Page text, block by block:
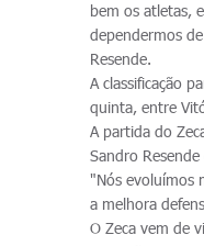
bem os atletas,
dependermos
Resende.
A classificação
quinta, entre
A partida do
Sandro
"Nós evoluímos
a melhora
O Zeca vem de